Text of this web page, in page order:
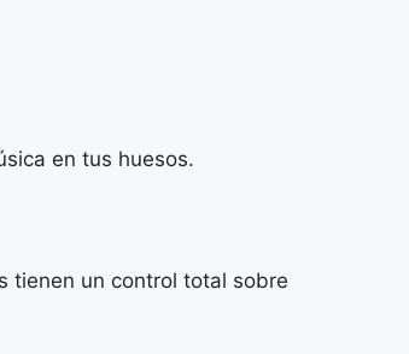
en tus huesos.
tienen un control total sobre